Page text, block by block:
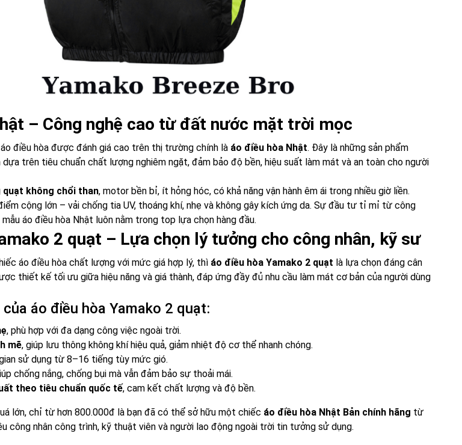
– Công nghệ cao từ đất nước mặt trời mọc
điều hòa được đánh giá cao trên thị trường chính là áo điều hòa Nhật. Đây là những sản phẩm
trên tiêu chuẩn chất lượng nghiêm ngặt, đảm bảo độ bền, hiệu suất làm mát và an toàn cho người
quạt không chổi than, motor bền bỉ, ít hỏng hóc, có khả năng vận hành êm ái trong nhiều giờ liền.
cộng lớn – vải chống tia UV, thoáng khí, nhẹ và không gây kích ứng da. Sự đầu tư tỉ mỉ từ công
áo điều hòa Nhật luôn nằm trong top lựa chọn hàng đầu.
2 quạt – Lựa chọn lý tưởng cho công nhân, kỹ sư
áo điều hòa chất lượng với mức giá hợp lý, thì áo điều hòa Yamako 2 quạt là lựa chọn đáng cân
thiết kế tối ưu giữa hiệu năng và giá thành, đáp ứng đầy đủ nhu cầu làm mát cơ bản của người dùng
áo điều hòa Yamako 2 quạt:
, phù hợp với đa dạng công việc ngoài trời.
mẽ, giúp lưu thông không khí hiệu quả, giảm nhiệt độ cơ thể nhanh chóng.
sử dụng từ 8–16 tiếng tùy mức gió.
chống nắng, chống bụi mà vẫn đảm bảo sự thoải mái.
theo tiêu chuẩn quốc tế, cam kết chất lượng và độ bền.
lớn, chỉ từ hơn 800.000đ là bạn đã có thể sở hữu một chiếc áo điều hòa Nhật Bản chính hãng từ
công nhân công trình, kỹ thuật viên và người lao động ngoài trời tin tưởng sử dụng.